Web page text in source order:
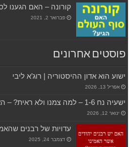
קורונה – האם הגענו
פברואר 2, 2021
פוסטים אחרונים
ישוע הוא אדון ההיסטוריה | רוג’א ליבי
אפריל 13, 2026
ישעיה נח 1-6 – למה צמנו ולא ראית? – האח מיכאל בנטלי
ינואר 12, 2026
עדויות של רבנים
דצמבר 24, 2025